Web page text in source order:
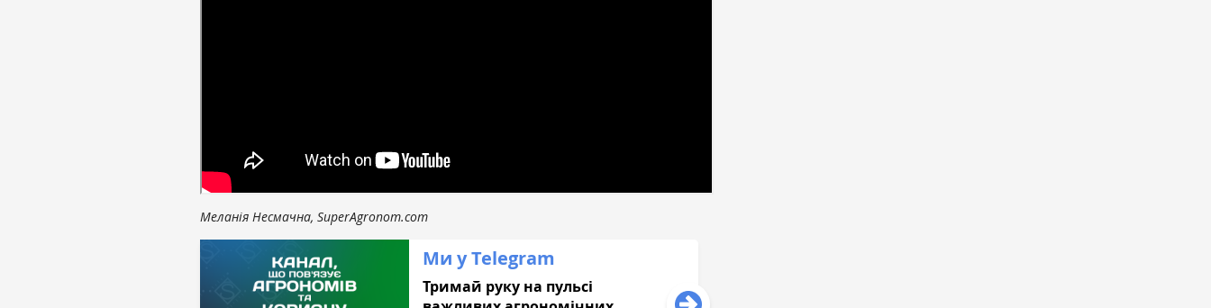
Меланія Несмачна, SuperAgronom.com
Ми у Telegram
Тримай руку на пульсі